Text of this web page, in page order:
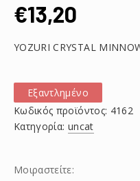
€13,20
YOZURI CRYSTAL
Εξαντλημένο
Κωδικός προϊόντος: 4162
Κατηγορία: uncat
Μοιραστείτε: